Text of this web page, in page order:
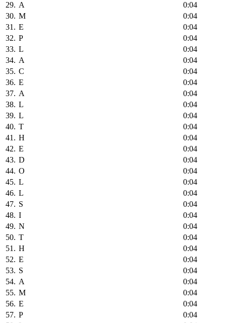
29. A
0:04
30. M
0:04
31. E
0:04
32. P
0:04
33. L
0:04
34. A
0:04
35. C
0:04
36. E
0:04
37. A
0:04
38. L
0:04
39. L
0:04
40. T
0:04
41. H
0:04
42. E
0:04
43. D
0:04
44. O
0:04
45. L
0:04
46. L
0:04
47. S
0:04
48. I
0:04
49. N
0:04
50. T
0:04
51. H
0:04
52. E
0:04
53. S
0:04
54. A
0:04
55. M
0:04
56. E
0:04
57. P
0:04